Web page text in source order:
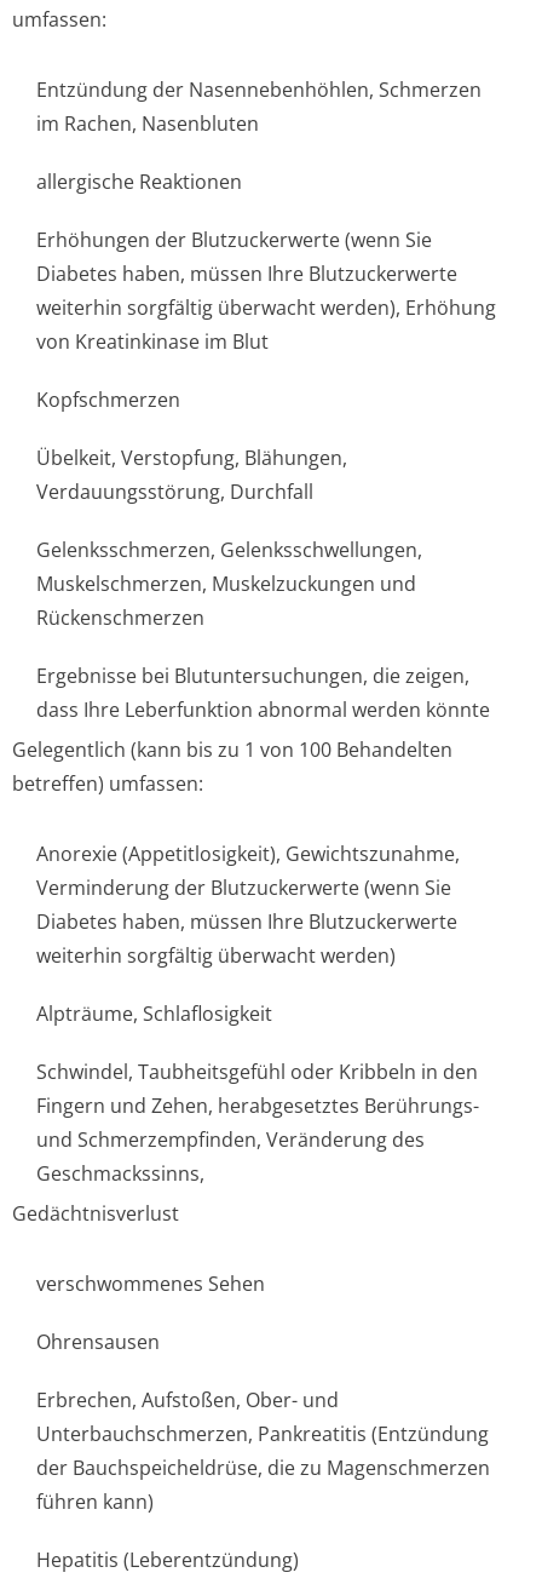
umfassen:
Entzündung der Nasennebenhöhlen, Schmerzen
im Rachen, Nasenbluten
allergische Reaktionen
Erhöhungen der Blutzuckerwerte (wenn Sie
Diabetes haben, müssen Ihre Blutzuckerwerte
weiterhin sorgfältig überwacht werden), Erhöhung
von Kreatinkinase im Blut
Kopfschmerzen
Übelkeit, Verstopfung, Blähungen,
Verdauungsstörung, Durchfall
Gelenksschmerzen, Gelenksschwellun­gen,
Muskelschmerzen, Muskelzuckungen und
Rückenschmerzen
Ergebnisse bei Blutuntersuchungen, die zeigen,
dass Ihre Leberfunktion abnormal werden könnte
Gelegentlich (kann bis zu 1 von 100 Behandelten
betreffen) umfassen:
Anorexie (Appetitlosigkeit), Gewichtszunahme,
Verminderung der Blutzuckerwerte (wenn Sie
Diabetes haben, müssen Ihre Blutzuckerwerte
weiterhin sorgfältig überwacht werden)
Alpträume, Schlaflosigkeit
Schwindel, Taubheitsgefühl oder Kribbeln in den
Fingern und Zehen, herabgesetztes Berührungs-
und Schmerzempfinden, Veränderung des
Geschmackssinns,
Gedächtnisverlust
verschwommenes Sehen
Ohrensausen
Erbrechen, Aufstoßen, Ober- und
Unterbauchschmer­zen, Pankreatitis (Entzündung
der Bauchspeicheldrüse, die zu Magenschmerzen
führen kann)
Hepatitis (Leberentzündung)